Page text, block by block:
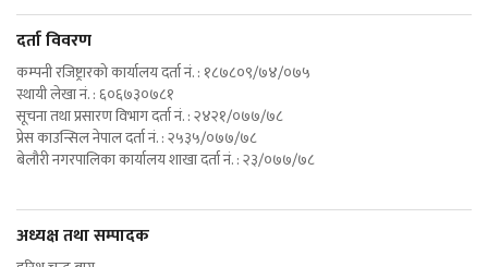
दर्ता विवरण
कम्पनी रजिष्ट्रारको कार्यालय दर्ता नं. : १८७८०९/७४/०७५
स्थायी लेखा नं. : ६०६७३०७८१
सूचना तथा प्रसारण विभाग दर्ता नं. : २४२१/०७७/७८
प्रेस काउन्सिल नेपाल दर्ता नं. : २५३५/०७७/७८
बेलौरी नगरपालिका कार्यालय शाखा दर्ता नं. : २३/०७७/७८
अध्यक्ष तथा सम्पादक